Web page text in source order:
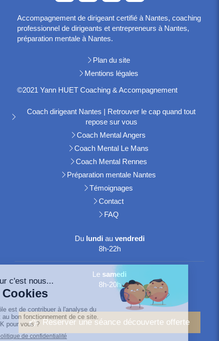
Accompagnement de dirigeant certifié à Nantes, coaching
professionnel de dirigeants et entrepreneurs à Nantes,
préparation mentale à Nantes.
Plan du site
Mentions légales
©2021 Yann HUET Coaching & Accompagnement
Coach dirigeant Nantes | Retrouver le cap quand tout
repose sur vous
Coach Mental Angers
Coach Mental Le Mans
Coach Mental Rennes
Préparation mentale Nantes
Témoignages
Contact
FAQ
Du lundi au vendredi
8h-22h
Le samedi
8h-20h
Réserver une séance découverte offerte